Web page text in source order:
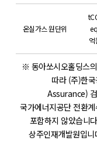
온실가스 원단위
억
※ 동아쏘시오홀딩스
따라 (주)한
Assurance)
국가에너지공단 전환
포함하지 않았습니
상주인재개발원입